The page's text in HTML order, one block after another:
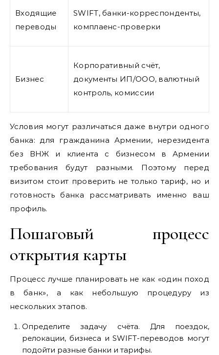
Входящие
переводы
SWIFT, банки-корреспонденты,
комплаенс-проверки
Бизнес
Корпоративный счёт,
документы ИП/ООО, валютный
контроль, комиссии
Условия могут различаться даже внутри одного
банка: для гражданина Армении, нерезидента
без ВНЖ и клиента с бизнесом в Армении
требования будут разными. Поэтому перед
визитом стоит проверить не только тариф, но и
готовность банка рассматривать именно ваш
профиль.
Пошаговый процесс
открытия карты
Процесс лучше планировать не как «один поход
в банк», а как небольшую процедуру из
нескольких этапов.
Определите задачу счёта. Для поездок,
релокации, бизнеса и SWIFT-переводов могут
подойти разные банки и тарифы.